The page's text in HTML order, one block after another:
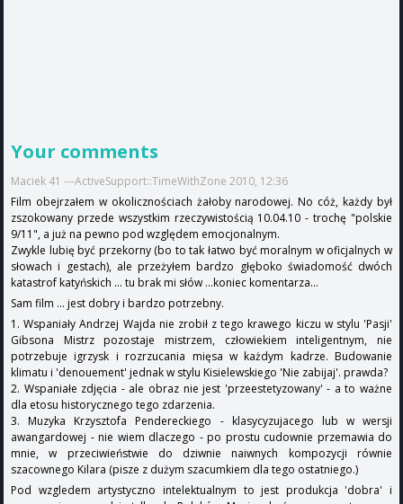
Your comments
Maciek 41 ---ActiveSupport::TimeWithZone 2010, 12:36
Film obejrzałem w okolicznościach żałoby narodowej. No cóż, każdy był
zszokowany przede wszystkim rzeczywistością 10.04.10 - trochę "polskie
9/11", a już na pewno pod względem emocjonalnym.
Zwykle lubię być przekorny (bo to tak łatwo być moralnym w oficjalnych w
słowach i gestach), ale przeżyłem bardzo głęboko świadomość dwóch
katastrof katyńskich ... tu brak mi słów ...koniec komentarza...
Sam film ... jest dobry i bardzo potrzebny.
1. Wspaniały Andrzej Wajda nie zrobił z tego krawego kiczu w stylu 'Pasji'
Gibsona Mistrz pozostaje mistrzem, człowiekiem inteligentnym, nie
potrzebuje igrzysk i rozrzucania mięsa w każdym kadrze. Budowanie
klimatu i 'denouement' jednak w stylu Kisielewskiego 'Nie zabijaj'. prawda?
2. Wspaniałe zdjęcia - ale obraz nie jest 'przeestetyzowany' - a to ważne
dla etosu historycznego tego zdarzenia.
3. Muzyka Krzysztofa Pendereckiego - klasycyzujacego lub w wersji
awangardowej - nie wiem dlaczego - po prostu cudownie przemawia do
mnie, w przeciwieństwie do dziwnie naiwnych kompozycji równie
szacownego Kilara (pisze z dużym szacumkiem dla tego ostatniego.)
Pod wzgledem artystyczno intelektualnym to jest produkcja 'dobra' i